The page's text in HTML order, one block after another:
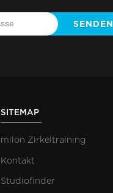
SENDEN
SITEMAP
milon Zirkeltraining
Kontakt
Studiofinder